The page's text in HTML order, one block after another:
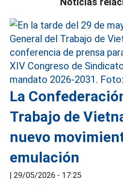
La
Trabajo de
nuevo
emulación
| 29/05/2026 - 17:25